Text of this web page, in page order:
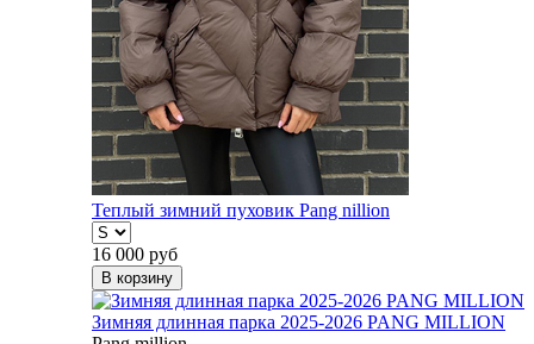
Теплый зимний пуховик Pang nillion
16 000 руб
В корзину
Зимняя длинная парка 2025-2026 PANG MILLION